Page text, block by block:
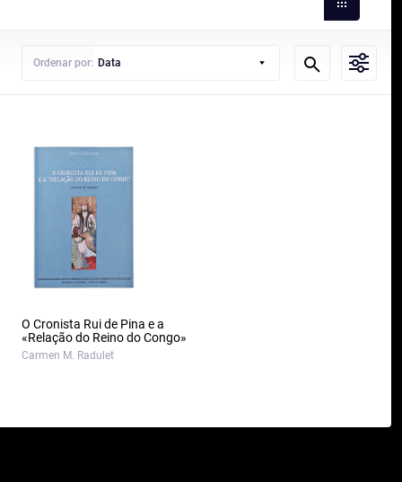
Ordenar por: Data
O Cronista Rui de Pina e a
«Relação do Reino do Congo»
Carmen M. Radulet